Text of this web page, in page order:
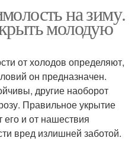
на зиму.
молодую
от холодов определяют,
он предназначен.
другие наоборот
Правильное укрытие
его и от нашествия
вред излишней заботой.